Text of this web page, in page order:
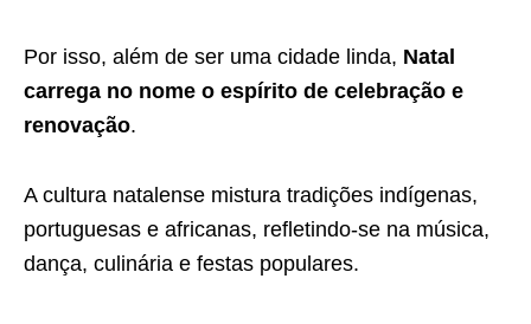
Por isso, além de ser uma cidade linda, Natal
carrega no nome o espírito de celebração e
renovação.
A cultura natalense mistura tradições indígenas,
portuguesas e africanas, refletindo-se na música,
dança, culinária e festas populares.